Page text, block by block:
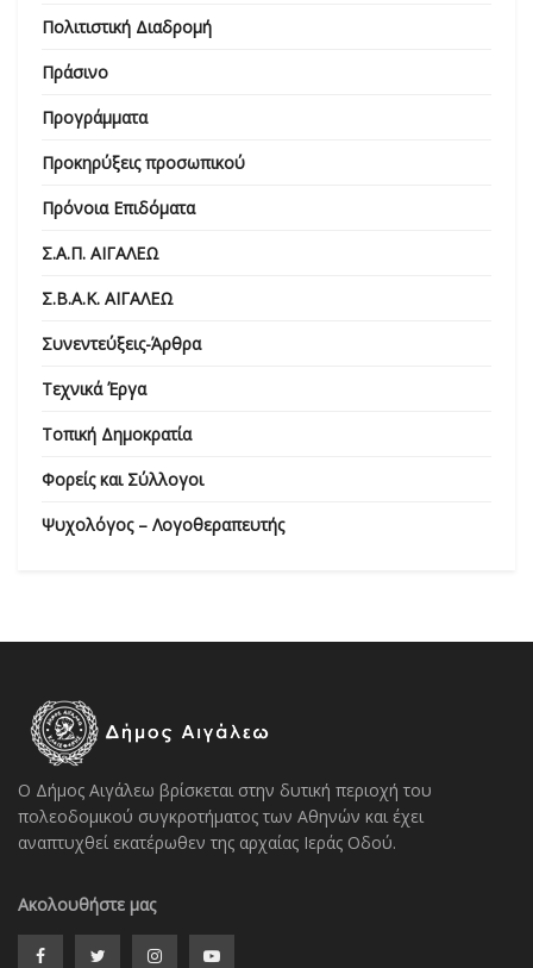
Πολιτιστική Διαδρομή
Πράσινο
Προγράμματα
Προκηρύξεις προσωπικού
Πρόνοια Επιδόματα
Σ.Α.Π. ΑΙΓΑΛΕΩ
Σ.Β.Α.Κ. ΑΙΓΑΛΕΩ
Συνεντεύξεις-Άρθρα
Τεχνικά Έργα
Τοπική Δημοκρατία
Φορείς και Σύλλογοι
Ψυχολόγος – Λογοθεραπευτής
Ο Δήμος Αιγάλεω βρίσκεται στην δυτική περιοχή του
πολεοδομικού συγκροτήματος των Αθηνών και έχει
αναπτυχθεί εκατέρωθεν της αρχαίας Ιεράς Οδού.
Ακολουθήστε μας